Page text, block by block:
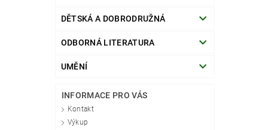
DĚTSKÁ A DOBRODRUŽNÁ
ODBORNÁ LITERATURA
UMĚNÍ
INFORMACE PRO VÁS
Kontakt
Výkup